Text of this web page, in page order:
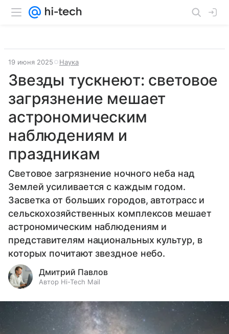
19 июня 2025 Наука
Звезды тускнеют: световое
загрязнение мешает
астрономическим
наблюдениям и
праздникам
Световое загрязнение ночного неба над
Землей усиливается с каждым годом.
Засветка от больших городов, автотрасс и
сельскохозяйственных комплексов мешает
астрономическим наблюдениям и
представителям национальных культур, в
которых почитают звездное небо.
Дмитрий Павлов
Автор Hi-Tech Mail